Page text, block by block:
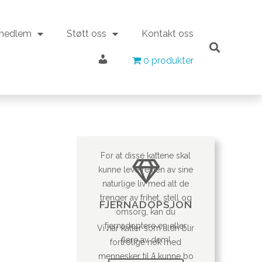
Støtt oss Kontakt oss
Min konto 0 produkter
0 produkter
FJERNADOPSJON
Vi har katter som aldri blir
fortrolige nok med
mennesker til å kunne bo
For at disse kattene skal
kunne leve resten av sine
naturlige liv med alt de
trenger av frihet, stell og
omsorg, kan du
fjernadoptere en eller
flere av dem!